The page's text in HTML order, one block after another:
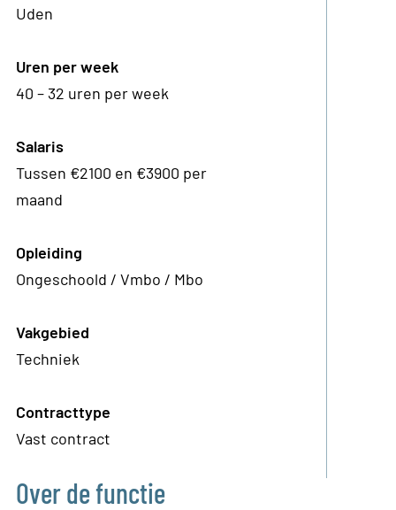
Uden
Uren per week
40 – 32 uren per week
Salaris
Tussen €2100 en €3900 per
maand
Opleiding
Ongeschoold / Vmbo / Mbo
Vakgebied
Techniek
Contracttype
Vast contract
Over de functie